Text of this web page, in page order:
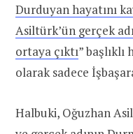
Durduyan hayatını
Asiltürk’ün gerçek
ortaya çıktı”
olarak sadece
Halbuki, Oğuzhan